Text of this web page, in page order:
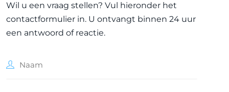
Wil u een vraag stellen? Vul hieronder het
contactformulier in. U ontvangt binnen 24 uur
een antwoord of reactie.